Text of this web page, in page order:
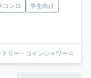
コンロ
学生向け
リー・コインシャワー☆